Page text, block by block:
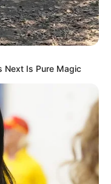
Next Is Pure Magic